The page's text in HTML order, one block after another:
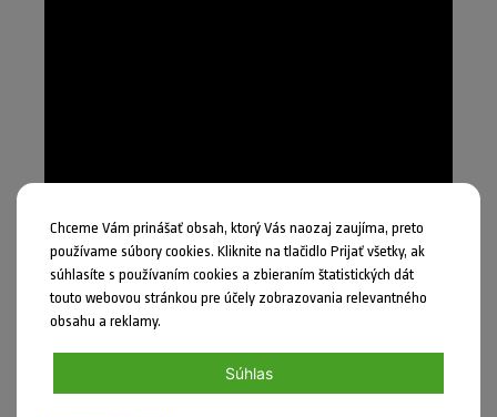
Projekt Restoration
Chceme Vám prinášať obsah, ktorý Vás naozaj zaujíma, preto
používame súbory cookies. Kliknite na tlačidlo Prijať všetky, ak
súhlasíte s používaním cookies a zbieraním štatistických dát
touto webovou stránkou pre účely zobrazovania relevantného
obsahu a reklamy.
Súhlas